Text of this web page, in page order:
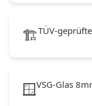
🏗️TÜV-
🪟VSG-Glas